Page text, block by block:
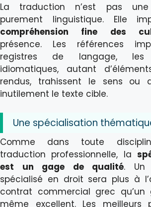
La traduction n’est pas une
purement linguistique. Elle
compréhension fine des
présence. Les références
registres de langage, les
idiomatiques, autant
rendus, trahissent le sens ou
inutilement le texte cible.
Une spécialisation
Comme dans toute
traduction professionnelle, la
est un gage de qualité. Un
spécialisé en droit sera plus à
contrat commercial grec qu’un
même excellent. Les meilleurs